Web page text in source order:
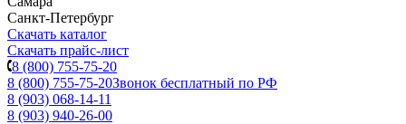
Санкт-Петербург
Скачать каталог
Скачать прайс-лист
8 (800) 755-75-20
8 (800) 755-75-20Звонок бесплатный по РФ
8 (903) 068-14-11
8 (903) 940-26-00